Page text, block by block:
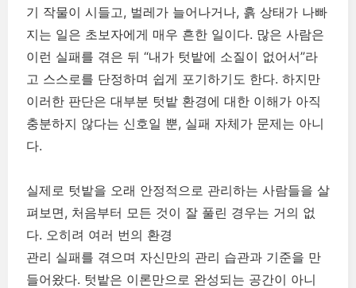
기 작물이 시들고, 벌레가 늘어나거나, 흙 상태가 나빠
지는 일은 초보자에게 매우 흔한 일이다. 많은 사람은
이런 실패를 겪은 뒤 “내가 텃밭에 소질이 없어서”라
고 스스로를 단정하며 쉽게 포기하기도 한다. 하지만
이러한 판단은 대부분 텃밭 환경에 대한 이해가 아직
충분하지 않다는 신호일 뿐, 실패 자체가 문제는 아니
다.
실제로 텃밭을 오래 안정적으로 관리하는 사람들을 살
펴보면, 처음부터 모든 것이 잘 풀린 경우는 거의 없
다. 오히려 여러 번의 환경
관리 실패를 겪으며 자신만의 관리 습관과 기준을 만
들어왔다. 텃밭은 이론만으로 완성되는 공간이 아니